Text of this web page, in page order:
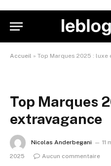
Accueil » Top Marques 2025 : luxe
Top Marques
extravagance
Nicolas Anderbegani 11
2025
Aucun commentaire